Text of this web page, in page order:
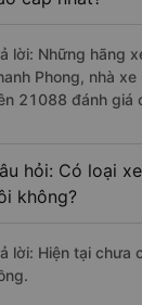
lời: Những hãng
Phong, nhà
21088 đánh giá
hỏi: Có loại
không?
lời: Hiện tại chưa